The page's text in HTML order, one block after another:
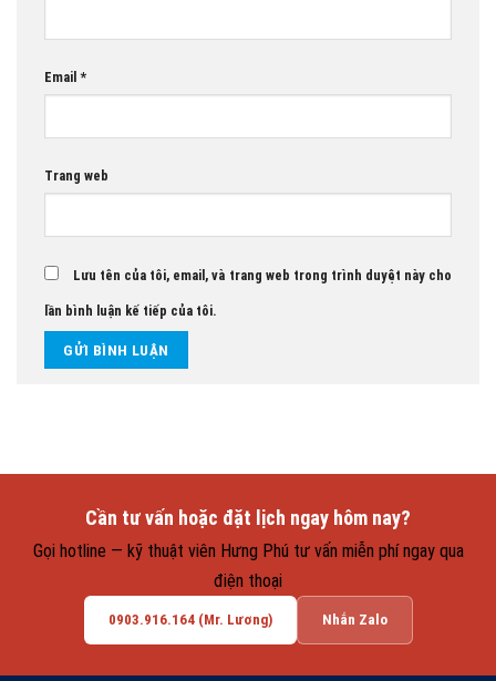
Email *
Trang web
Lưu tên của tôi, email, và trang web trong trình duyệt này cho
lần bình luận kế tiếp của tôi.
Cần tư vấn hoặc đặt lịch ngay hôm nay?
Gọi hotline — kỹ thuật viên Hưng Phú tư vấn miễn phí ngay qua
điện thoại
0903.916.164 (Mr. Lương) Nhắn Zalo